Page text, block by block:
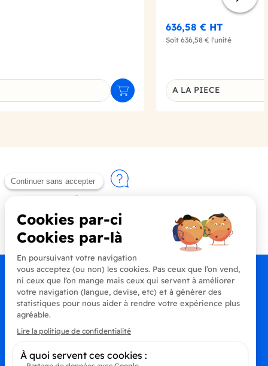
produit Ajouter au panier
636,58 € HT
Soit 636,58 € l'unité
Déclinaison du produit
A LA PIECE
Contactez-nous
+33 (0)4 90 91 20 80